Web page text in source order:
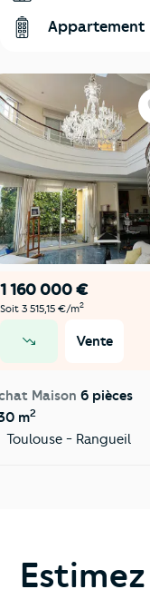
Appartement
1 160 000 €
Soit 3 515,15 €/m2
Vente
Maison 6 pièces
m2
Toulouse - Rangueil